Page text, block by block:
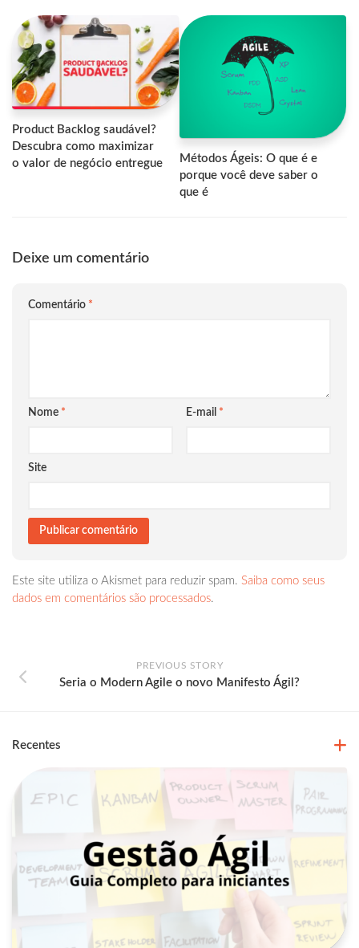
Product Backlog saudável?
Descubra como maximizar
o valor de negócio entregue
Métodos Ágeis: O que é e
porque você deve saber o
que é
Deixe um comentário
Comentário *
Nome * E-mail *
Site
Este site utiliza o Akismet para reduzir spam. Saiba como seus
dados em comentários são processados.
PREVIOUS STORY
Seria o Modern Agile o novo Manifesto Ágil?
Recentes